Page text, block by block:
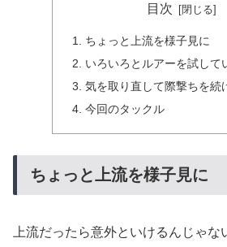
目次
ちょっと上流を様子見に
いろいろとルアーを試して
気を取り直して際撃ちを続
今回のタックル
ちょっと上流を様子見に
上流だったら意外といけるんじゃ